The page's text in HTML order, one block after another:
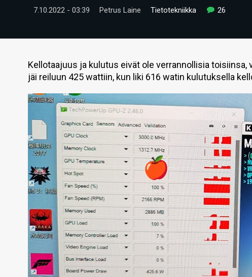
7.10.2022 - 03:39 Petrus Laine Tietotekniikka 26
Kellotaajuus ja kulutus eivät ole verrannollisia
jäi reiluun 425 wattiin, kun liki 616 watin kulutuksella